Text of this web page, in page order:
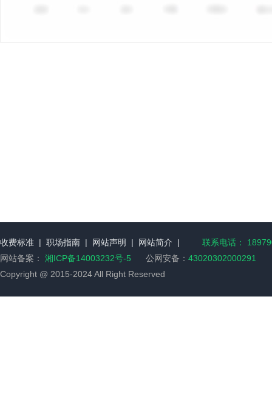
收费标准 | 职场指南 | 网站声明 | 网站简介 |
联系电话：
网站备案： 湘ICP备14003232号-5 公网安备： 43020302000291
Copyright @ 2015-2024 All Right Reserved